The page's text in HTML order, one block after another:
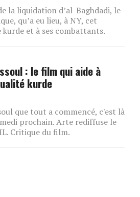
la liquidation d’al-Baghdadi, le
qu’a eu lieu, à NY, cet
kurde et à ses combattants.
: le film qui aide à
kurde
que tout a commencé, c'est là
prochain. Arte rediffuse le
Critique du film.